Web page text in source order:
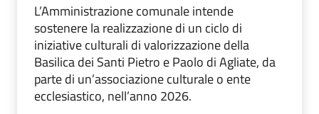
L’Amministrazione comunale intende
sostenere la realizzazione di un ciclo di
iniziative culturali di valorizzazione della
Basilica dei Santi Pietro e Paolo di Agliate, da
parte di un’associazione culturale o ente
ecclesiastico, nell’anno 2026.